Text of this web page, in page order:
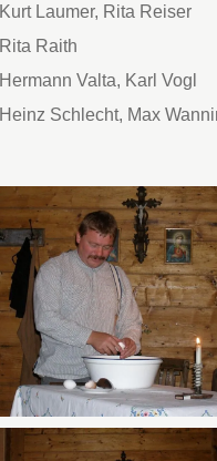
Kurt Laumer, Rita Reiser
Rita Raith
Hermann Valta, Karl Vogl
Heinz Schlecht, Max